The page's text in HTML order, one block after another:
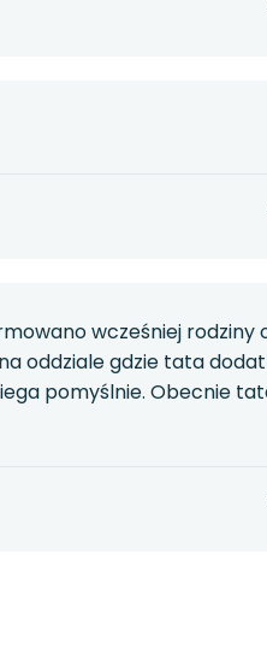
wcześniej rodziny
oddziale gdzie tata
pomyślnie. Obecnie